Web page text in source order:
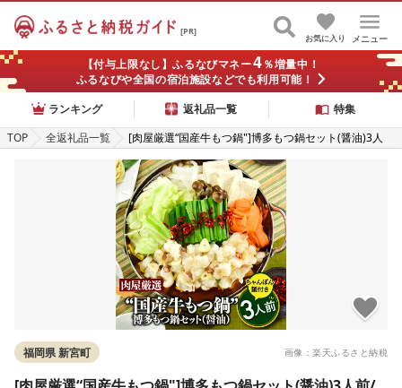
[PR]
メニュー
お気に入り
【付与上限なし】ふるなびマネー4％増量中！
ふるなびや全国の宿泊施設などでも利用可能！
ランキング
返礼品一覧
特集
TOP
全返礼品一覧
[肉屋厳選“国産牛もつ鍋"]博多もつ鍋セット(醤油)3人
前/限定50個[もつ鍋・醤油味] ホルモン 牛小腸 ちゃん
ぽん麺 コラーゲン 濃厚 スープ.A1693
画像：楽天ふるさと納税
福岡県 新宮町